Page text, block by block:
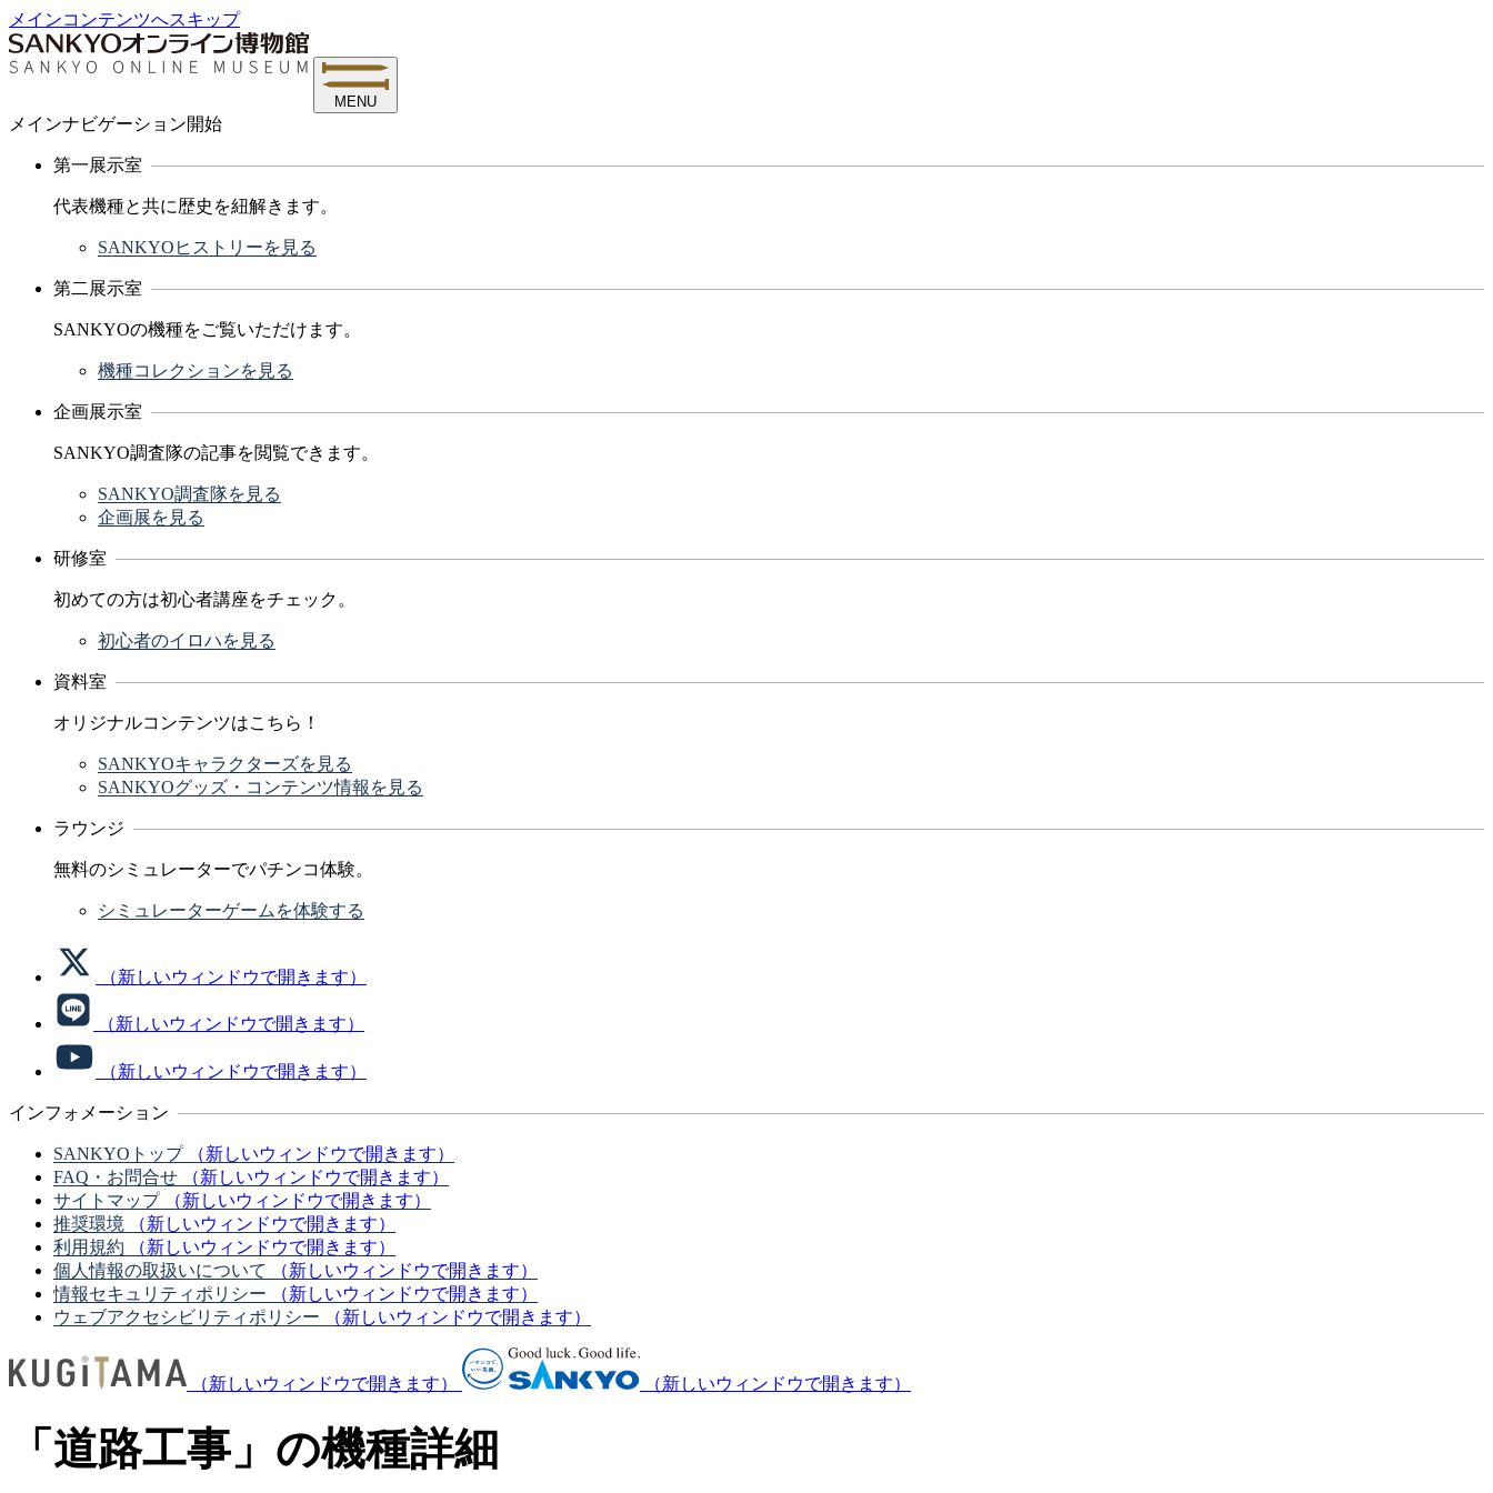
メインコンテンツへスキップ
MENU
メインナビゲーション開始
第一展示室
代表機種と共に歴史を紐解きます。
SANKYOヒストリーを見る
第二展示室
SANKYOの機種をご覧いただけます。
機種コレクションを見る
企画展示室
SANKYO調査隊の記事を閲覧できます。
SANKYO調査隊を見る
企画展を見る
研修室
初めての方は初心者講座をチェック。
初心者のイロハを見る
資料室
オリジナルコンテンツはこちら！
SANKYOキャラクターズを見る
SANKYOグッズ・コンテンツ情報を見る
ラウンジ
無料のシミュレーターでパチンコ体験。
シミュレーターゲームを体験する
（新しいウィンドウで開きます）
（新しいウィンドウで開きます）
（新しいウィンドウで開きます）
インフォメーション
SANKYOトップ
（新しいウィンドウで開きます）
FAQ・お問合せ
（新しいウィンドウで開きます）
サイトマップ
（新しいウィンドウで開きます）
推奨環境
（新しいウィンドウで開きます）
利用規約
（新しいウィンドウで開きます）
個人情報の取扱いについて
（新しいウィンドウで開きます）
情報セキュリティポリシー
（新しいウィンドウで開きます）
ウェブアクセシビリティポリシー
（新しいウィンドウで開きます）
（新しいウィンドウで開きます） （新しいウィンドウで開きます）
「道路工事」の機種詳細